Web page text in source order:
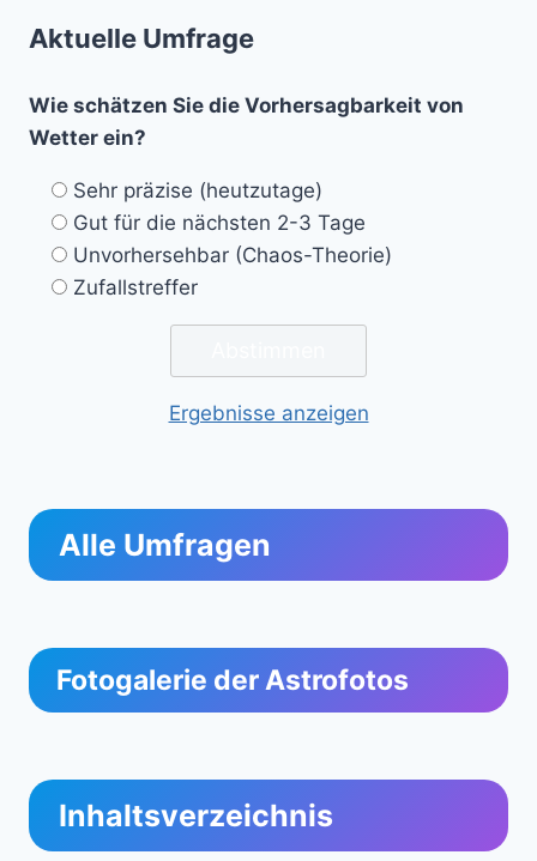
Aktuelle Umfrage
Wie schätzen Sie die Vorhersagbarkeit von
Wetter ein?
Sehr präzise (heutzutage)
Gut für die nächsten 2-3 Tage
Unvorhersehbar (Chaos-Theorie)
Zufallstreffer
Ergebnisse anzeigen
Alle Umfragen
Fotogalerie der Astrofotos
Inhaltsverzeichnis